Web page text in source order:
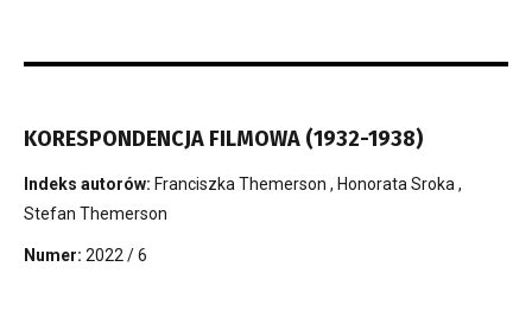
KORESPONDENCJA FILMOWA (1932-1938)
Indeks autorów: Franciszka Themerson , Honorata Sroka ,
Stefan Themerson
Numer: 2022 / 6